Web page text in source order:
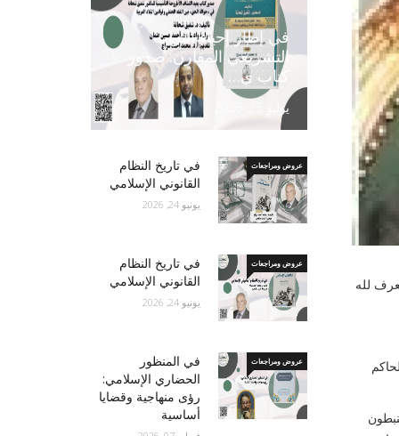
لله
في إطار إحياء التراث
التشريعي المقارن: صدور
كتاب ي…
يوليو 23, 2026
في تاريخ النظام
القانوني الإسلامي
عروض ومراجعات
يونيو 24, 2026
في تاريخ النظام
القانوني الإسلامي
عروض ومراجعات
يونيو 24, 2026
في المنظور
الحضاري الإسلامي:
رؤى منهاجية وقضايا
أساسية
عروض ومراجعات